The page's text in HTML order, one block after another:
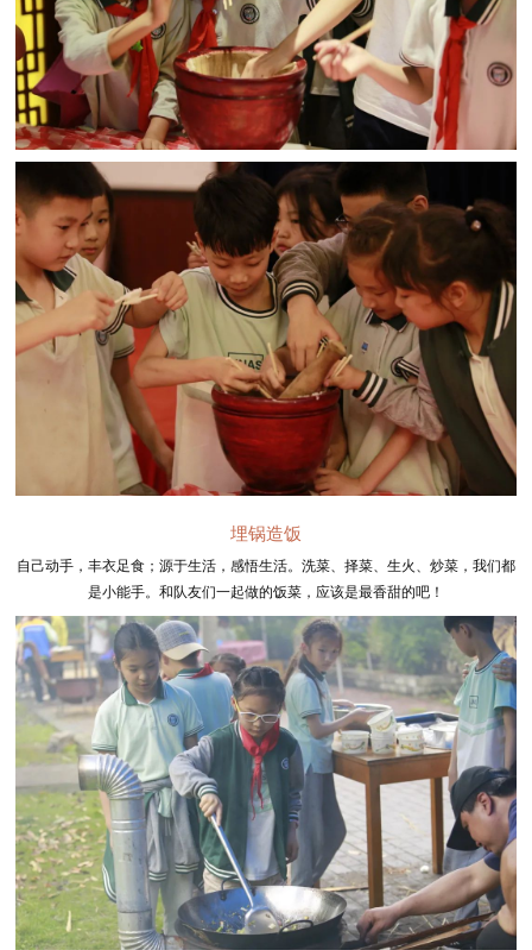
埋锅造饭
自己动手，丰衣足食；源于生活，感悟生活。洗菜、择菜、生火、炒菜，我们都
是小能手。和队友们一起做的饭菜，应该是最香甜的吧！